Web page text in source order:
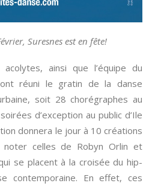
Suresnes est en fête!
ainsi que l’équipe du
réuni le gratin de la danse
soit 28 chorégraphes au
d’exception au public d’Ile
donnera le jour à 10 créations
noter celles de Robyn Orlin et
se placent à la croisée du hip-
contemporaine. En effet, ces